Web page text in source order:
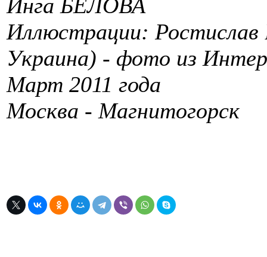
Инга БЕЛОВА
Иллюстрации:
Украина) - фото из
Март 2011 года
Москва - Магнитогорск